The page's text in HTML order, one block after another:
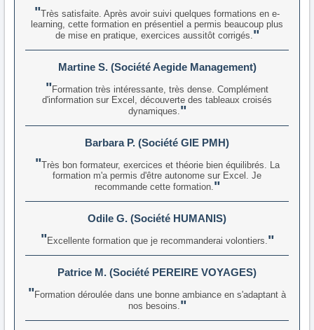
Très satisfaite. Après avoir suivi quelques formations en e-
learning, cette formation en présentiel a permis beaucoup plus
de mise en pratique, exercices aussitôt corrigés.
Martine S. (Société Aegide Management)
Formation très intéressante, très dense. Complément
d'information sur Excel, découverte des tableaux croisés
dynamiques.
Barbara P. (Société GIE PMH)
Très bon formateur, exercices et théorie bien équilibrés. La
formation m'a permis d'être autonome sur Excel. Je
recommande cette formation.
Odile G. (Société HUMANIS)
Excellente formation que je recommanderai volontiers.
Patrice M. (Société PEREIRE VOYAGES)
Formation déroulée dans une bonne ambiance en s'adaptant à
nos besoins.